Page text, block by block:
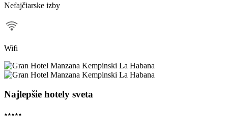
Nefajčiarske izby
Wifi
Najlepšie hotely sveta
⭑⭑⭑⭑⭑